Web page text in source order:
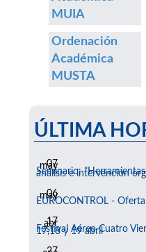
MUIA
Ordenación
Académica
MUSTA
ÚLTIMA
07
may
Seminario:
análisis e intervención
06
may
EUROCONTROL -
17
abr
Festival Aéreo Cuatro
17,18 y 19 abril